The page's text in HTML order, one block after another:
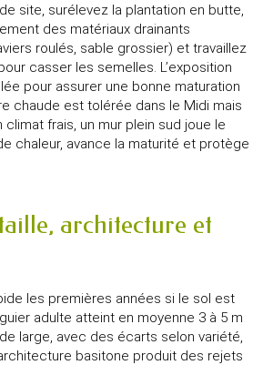
site, surélevez la plantation en butte,
des matériaux drainants
roulés, sable grossier) et travaillez
casser les semelles. L’exposition
pour assurer une bonne maturation
chaude est tolérée dans le Midi mais
frais, un mur plein sud joue le
chaleur, avance la maturité et protège
architecture et
les premières années si le sol est
adulte atteint en moyenne 3 à 5 m
large, avec des écarts selon variété,
basitone produit des rejets